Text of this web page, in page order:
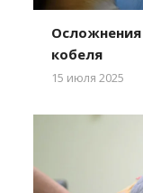
Осложнения
кобеля
15 июля 2025